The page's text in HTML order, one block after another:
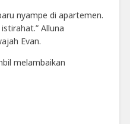
nyampe di apartemen.
Alluna
Evan.
melambaikan